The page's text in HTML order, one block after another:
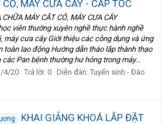
MÁY CƯA CÂY - CẤP TỐC
MÁY CẮT CỎ, MÁY CƯA CÂY
viên thường xuyên nghề thực hành nghề
máy cưa cây Giới thiệu các công dụng và ứng
toàn lao động Hướng dẫn tháo lắp thành thạo
Pan bệnh thường hư hỏng trong máy...
4/20 Trả lời: 0 Diễn đàn: Tuyển sinh - Đào
KHAI GIẢNG KHOÁ LẮP ĐẶT